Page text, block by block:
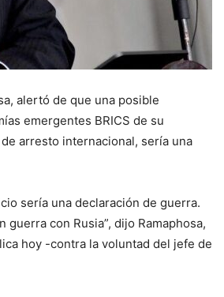
alertó de que una posible
emergentes BRICS de su
arresto internacional, sería una
sería una declaración de guerra.
con Rusia”, dijo Ramaphosa,
hoy -contra la voluntad del jefe de